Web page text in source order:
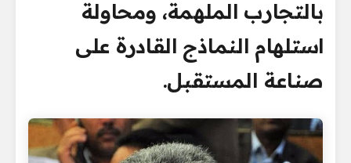
بالتجارب الملهمة، ومحاولة
استلهام النماذج القادرة على
صناعة المستقبل.